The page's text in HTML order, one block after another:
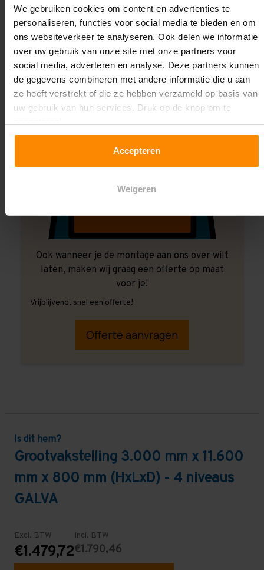
We gebruiken cookies om content en advertenties te
personaliseren, functies voor social media te bieden en om
ons websiteverkeer te analyseren. Ook delen we informatie
over uw gebruik van onze site met onze partners voor
social media, adverteren en analyse. Deze partners kunnen
de gegevens combineren met andere informatie die u aan
ze heeft verstrekt of die ze hebben verzameld op basis van
uw gebruik van hun services. Druk op de knop om te
Accepteren
Weigeren
Laat ons het doen!
Ook wanneer je de montage aan ons over wilt
laten, maken wij graag een offerte op maat
voor je!
Vrijblijvend, snel een offerte!
Offerte aanvragen
Is dit hem?
Grootvakstelling 3.000 mm x 11.600
mm x 800 mm (HxLxD) - 4 niveaus
GALVA
Excl. BTW
€1.479,72
Incl. BTW
€1.790,46